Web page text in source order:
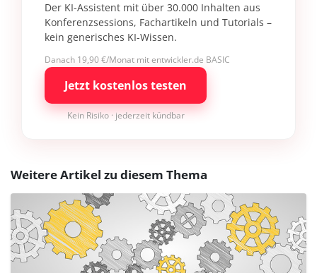
Der KI-Assistent mit über 30.000 Inhalten aus
Konferenzsessions, Fachartikeln und Tutorials –
kein generisches KI-Wissen.
Danach 19,90 €/Monat mit entwickler.de BASIC
Jetzt kostenlos testen
Kein Risiko · jederzeit kündbar
Weitere Artikel zu diesem Thema